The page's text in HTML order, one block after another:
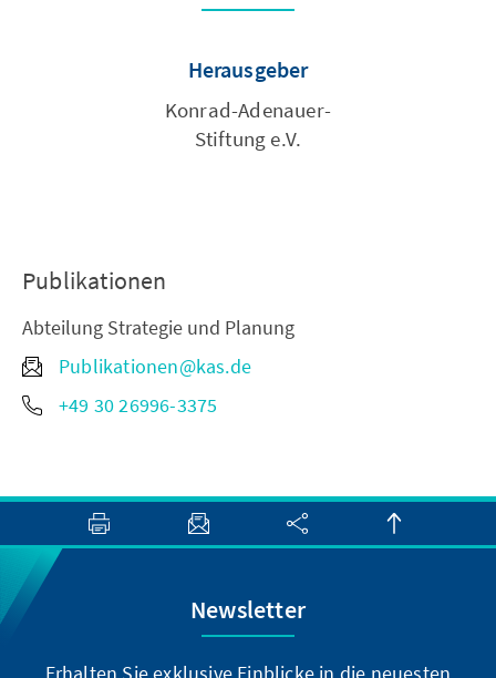
Herausgeber
Konrad-Adenauer-
Stiftung e.V.
Publikationen
Abteilung Strategie und Planung
Publikationen@kas.de
+49 30 26996-3375
Newsletter